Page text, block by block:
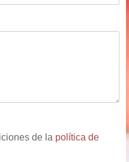
de la política de